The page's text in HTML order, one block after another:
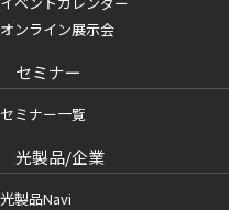
オンライン展示会
セミナー
セミナー一覧
光製品/企業
光製品Navi